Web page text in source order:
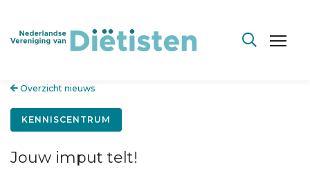
Overzicht nieuws
KENNISCENTRUM
Jouw imput telt!